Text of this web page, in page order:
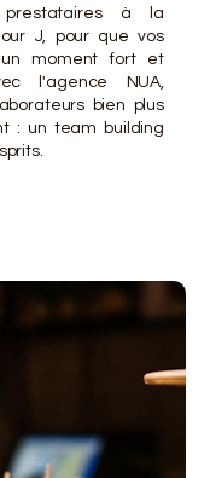
à la
J, pour que vos
moment fort et
l'agence NUA,
bien plus
: un team building